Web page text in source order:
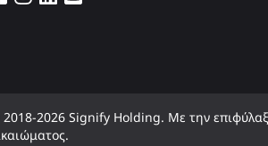
2026 Signify Holding. Με την